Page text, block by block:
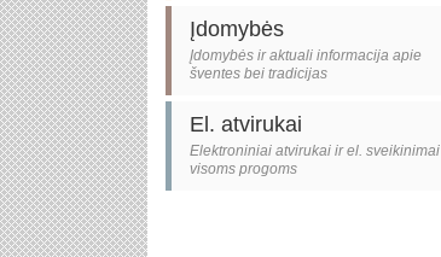
Įdomybės
Įdomybės ir aktuali informacija apie
šventes bei tradicijas
El. atvirukai
Elektroniniai atvirukai ir el. sveikinimai
visoms progoms